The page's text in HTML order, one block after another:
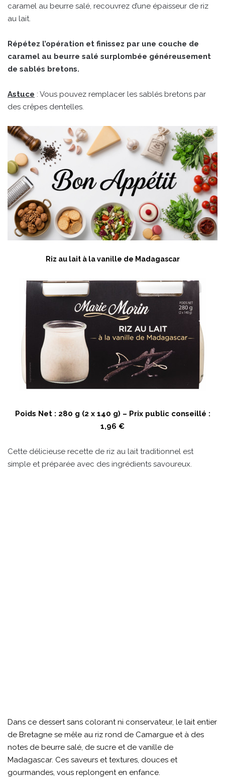
caramel au beurre salé, recouvrez d’une épaisseur de riz
au lait.
Répétez l’opération et finissez par une couche de
caramel au beurre salé surplombée généreusement
de sablés bretons.
Astuce : Vous pouvez remplacer les sablés bretons par
des crêpes dentelles.
Riz au lait à la vanille de Madagascar
Poids Net : 280 g (2 x 140 g) – Prix public conseillé :
1,96 €
Cette délicieuse recette de riz au lait traditionnel est
simple et préparée avec des ingrédients savoureux.
Dans ce dessert sans colorant ni conservateur, le lait entier
de Bretagne se mêle au riz rond de Camargue et à des
notes de beurre salé, de sucre et de vanille de
Madagascar. Ces saveurs et textures, douces et
gourmandes, vous replongent en enfance.